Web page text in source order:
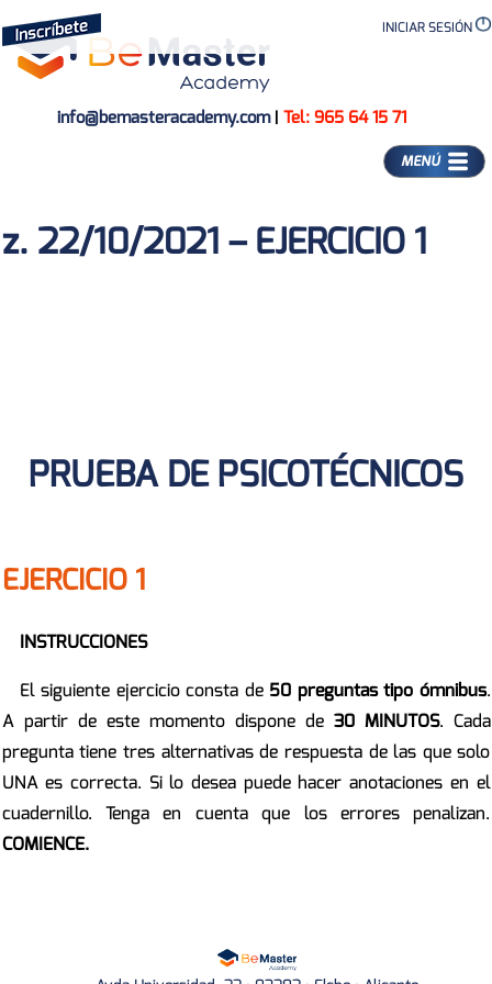
INICIAR SESIÓN
info@bemasteracademy.com| Tel: 965 64 15 71
MENÚ
z. 22/10/2021 – EJERCICIO 1
PRUEBA DE PSICOTÉCNICOS
EJERCICIO 1
INSTRUCCIONES
El siguiente ejercicio consta de 50 preguntas tipo ómnibus.
A partir de este momento dispone de 30 MINUTOS. Cada
pregunta tiene tres alternativas de respuesta de las que solo
UNA es correcta. Si lo desea puede hacer anotaciones en el
cuadernillo. Tenga en cuenta que los errores penalizan.
COMIENCE.